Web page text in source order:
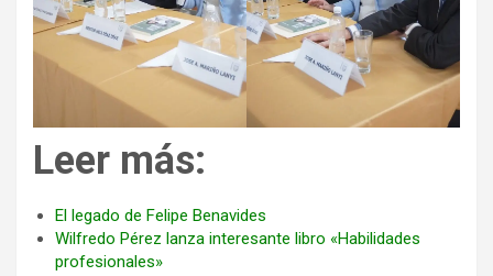
Leer más:
El legado de Felipe Benavides
Wilfredo Pérez lanza interesante libro «Habilidades
profesionales»